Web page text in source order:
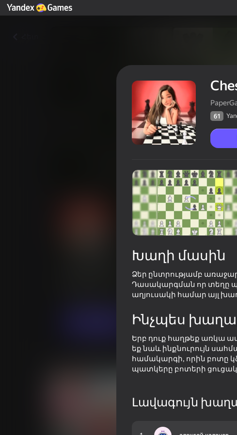
Yandex Խաղերի
3,9
PaperGame
Նմանատիպ խաղեր
61
Խաղի մասին
Ձեր ընտրությամբ
Դասակարգման որ տեղը
աղյուսակի համար այլ
Ինչպես
Երբ դուք հաղթեք առկա
եք նաև ինքնուրույն
համակարգի, որին բոտը
պատկերը բոտերի
Լավագույն